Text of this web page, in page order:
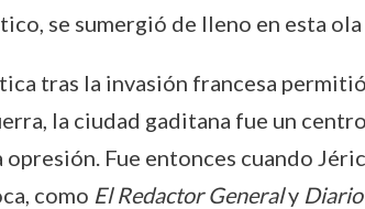
se sumergió de lleno en esta
tras la invasión francesa
la ciudad gaditana fue un
Fue entonces cuando
como El Redactor Generaly